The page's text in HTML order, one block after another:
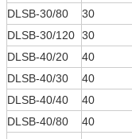
DLSB-30/80
30
DLSB-30/120 30
DLSB-40/20
40
DLSB-40/30
40
DLSB-40/40
40
DLSB-40/80
40